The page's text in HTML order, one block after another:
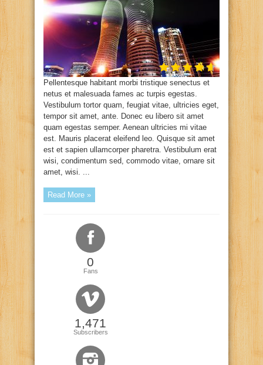
Pellentesque habitant morbi tristique senectus et
netus et malesuada fames ac turpis egestas.
Vestibulum tortor quam, feugiat vitae, ultricies eget,
tempor sit amet, ante. Donec eu libero sit amet
quam egestas semper. Aenean ultricies mi vitae
est. Mauris placerat eleifend leo. Quisque sit amet
est et sapien ullamcorper pharetra. Vestibulum erat
wisi, condimentum sed, commodo vitae, ornare sit
amet, wisi. ...
Read More »
0
Fans
1,471
Subscribers